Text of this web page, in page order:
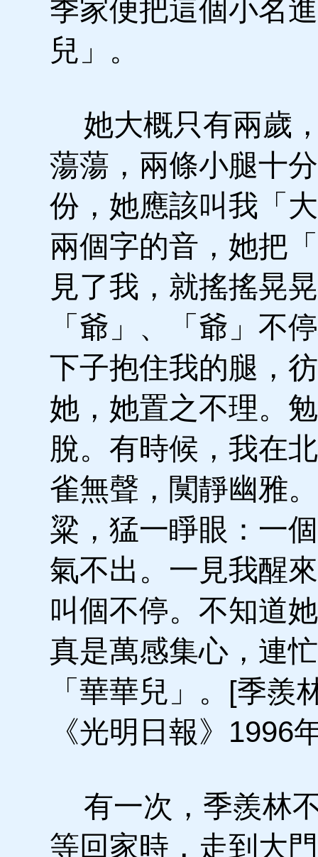
季家便把這個小名
兒」。
她大概只有兩歲
蕩蕩，兩條小腿十
份，她應該叫我「
兩個字的音，她把
見了我，就搖搖晃
「爺」、「爺」不
下子抱住我的腿，
她，她置之不理。
脫。有時候，我在
雀無聲，闃靜幽雅
粱，猛一睜眼：一
氣不出。一見我醒
叫個不停。不知道
真是萬感集心，連
「華華兒」。[季羨
《光明日報》1996
有一次，季羨林
等回家時，走到大